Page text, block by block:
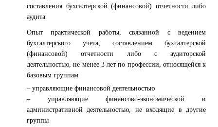
составления бухгалтерской (финансовой) отчетности либо
аудита
Опыт практической работы, связанной с ведением
бухгалтерского учета, составлением бухгалтерской
(финансовой) отчетности либо с аудиторской
деятельностью, не менее 3 лет по профессии, относящейся к
базовым группам
– управляющие финансовой деятельностью
– управляющие финансово-экономической и
административной деятельностью, не входящие в другие
группы